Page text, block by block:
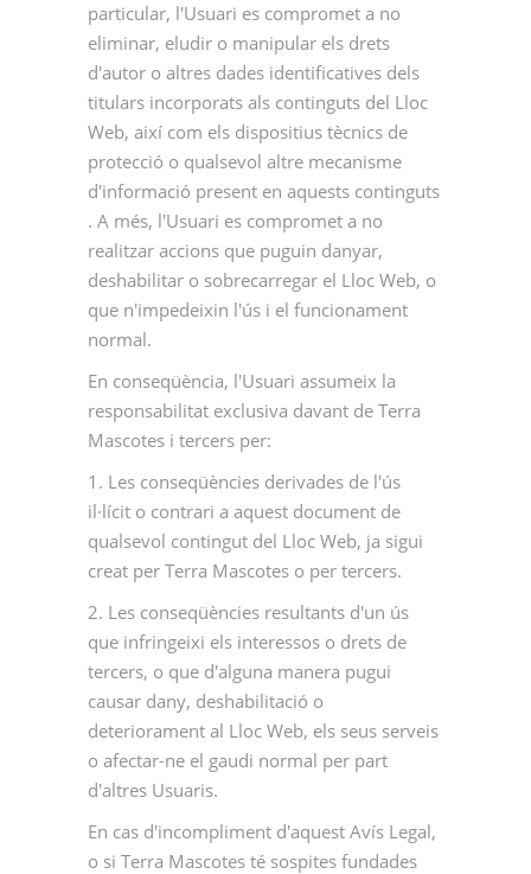
particular, l'Usuari es compromet a no
eliminar, eludir o manipular els drets
d'autor o altres dades identificatives dels
titulars incorporats als continguts del Lloc
Web, així com els dispositius tècnics de
protecció o qualsevol altre mecanisme
d'informació present en aquests continguts
. A més, l'Usuari es compromet a no
realitzar accions que puguin danyar,
deshabilitar o sobrecarregar el Lloc Web, o
que n'impedeixin l'ús i el funcionament
normal.
En conseqüència, l'Usuari assumeix la
responsabilitat exclusiva davant de Terra
Mascotes i tercers per:
1. Les conseqüències derivades de l'ús
il·lícit o contrari a aquest document de
qualsevol contingut del Lloc Web, ja sigui
creat per Terra Mascotes o per tercers.
2. Les conseqüències resultants d'un ús
que infringeixi els interessos o drets de
tercers, o que d'alguna manera pugui
causar dany, deshabilitació o
deteriorament al Lloc Web, els seus serveis
o afectar-ne el gaudi normal per part
d'altres Usuaris.
En cas d'incompliment d'aquest Avís Legal,
o si Terra Mascotes té sospites fundades